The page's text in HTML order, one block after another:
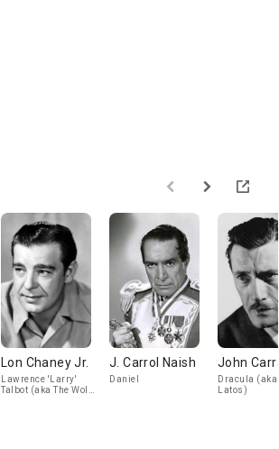
Lon Chaney Jr.
Lawrence 'Larry'
Talbot (aka The Wolf
J. Carrol Naish
Daniel
John
Dracula (aka
Latos)